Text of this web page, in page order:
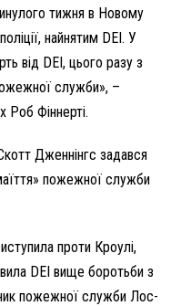
тижня в Новому
найнятим DEI. У
від DEI, цього разу з
служби», –
Роб Фіннерті.
Дженнінгс задався
пожежної служби
проти Кроулі,
DEI вище боротьби з
пожежної служби Лос-